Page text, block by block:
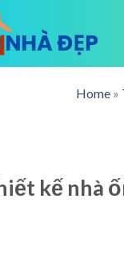
Home »
kế nhà